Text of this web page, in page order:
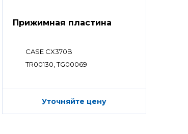
Прижимная пластина
CASE CX370B
TR00130, TG00069
Уточняйте цену